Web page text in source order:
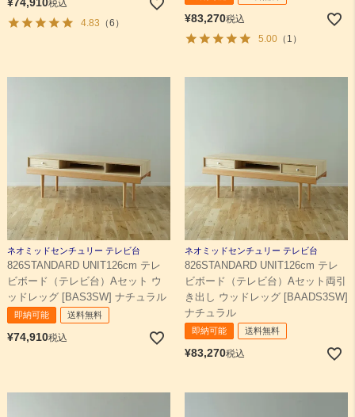
税込
4.83 （6） ¥83,270税込
5.00（1）
ネオミッドセンチュリー テレビ台
826STANDARD UNIT126cm テレ
ビボード（テレビ台）Aセット ウ
ッドレッグ [BAS3SW] ナチュラル
即納可能 送料無料
¥74,910税込
ネオミッドセンチュリー テレビ台
826STANDARD UNIT126cm テレ
ビボード（テレビ台）Aセット両引
き出し ウッドレッグ [BAADS3SW]
ナチュラル
即納可能 送料無料
¥83,270税込